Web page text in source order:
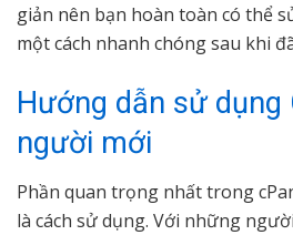
giản nên bạn hoàn toàn có thể
một cách nhanh chóng sau khi
Hướng dẫn sử dụng
người mới
Phần quan trọng nhất trong
là cách sử dụng. Với những